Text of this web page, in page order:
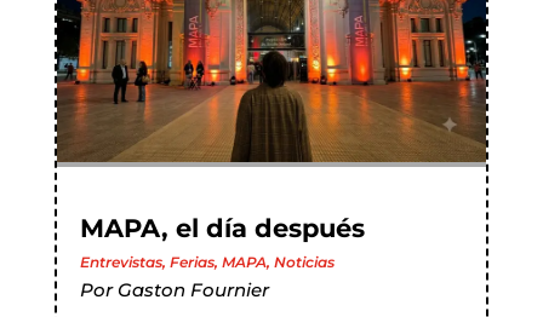
MAPA, el día después
Entrevistas, Ferias, MAPA, Noticias
Por Gaston Fournier